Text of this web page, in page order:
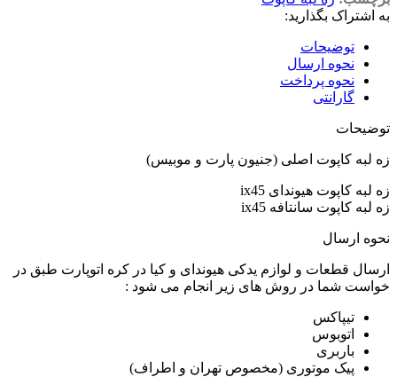
به اشتراک بگذارید:
توضیحات
نحوه ارسال
نحوه پرداخت
گارانتی
توضیحات
زه لبه کاپوت اصلی (جنیون پارت و موبیس)
زه لبه کاپوت هیوندای ix45
زه لبه کاپوت سانتافه ix45
نحوه ارسال
ارسال قطعات و لوازم یدکی هیوندای و کیا در کره اتوپارت طبق در
خواست شما در روش های زیر انجام می شود :
تیپاکس
اتوبوس
باربری
پیک موتوری (مخصوص تهران و اطراف)